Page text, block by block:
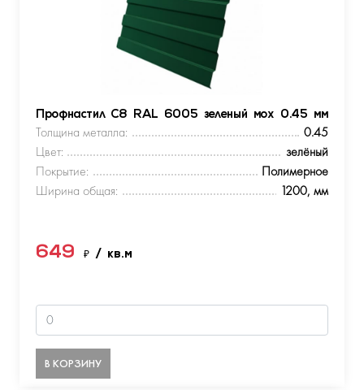
Профнастил С8 RAL 6005 зеленый мох 0.45 мм
Толщина металла:
0.45
Цвет:
зелёный
Покрытие:
Полимерное
Ширина общая:
1200, мм
649 ₽ / кв.м
В КОРЗИНУ